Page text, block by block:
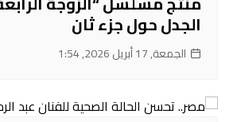
الجدل حول جزء ثان
الجمعة, 17 أبريل 2026, 1:54